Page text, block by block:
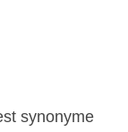
synonyme